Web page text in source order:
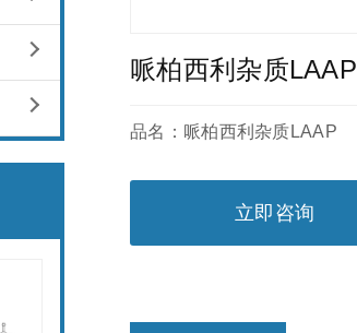
哌柏西利杂质LAAP
品名：哌柏西利杂质LAAP
立即咨询